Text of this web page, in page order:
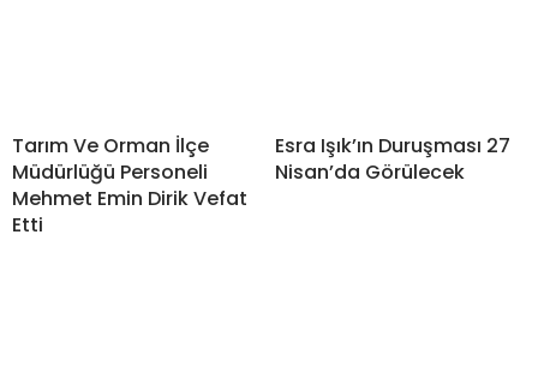
Tarım Ve Orman İlçe
Müdürlüğü Personeli
Mehmet Emin Dirik Vefat
Etti
Esra Işık’ın Duruşması 27
Nisan’da Görülecek